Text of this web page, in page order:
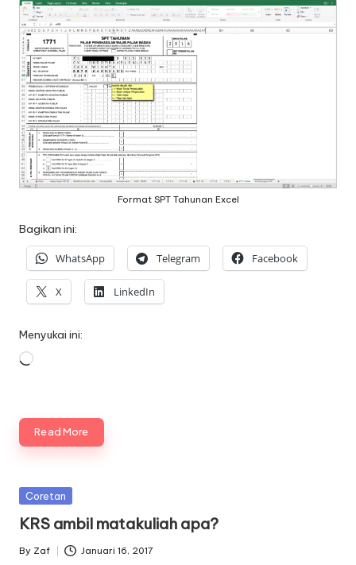
Format SPT Tahunan Excel
Bagikan ini:
WhatsApp Telegram Facebook
X LinkedIn
Menyukai ini:
Memuat...
Read More
Posted
Coretan
KRS ambil matakuliah apa?
Posted
By Zaf Januari 16, 2017